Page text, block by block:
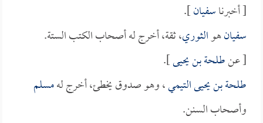
[ أخبرناسفيان].
سفيانهوالثوري، ثقة، أخرج له أصحاب الكتب الستة.
[ عنطلحة بن يحيى].
طلحة بن يحيى التيمي، وهو صدوق يخطئ، أخرج لهمسلم
وأصحاب السنن.